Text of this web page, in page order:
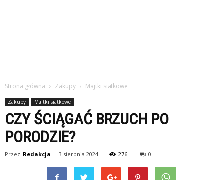
Strona główna Zakupy Majtki siatkowe
Zakupy Majtki siatkowe
CZY ŚCIĄGAĆ BRZUCH PO
PORODZIE?
Przez Redakcja - 3 sierpnia 2024 276 0